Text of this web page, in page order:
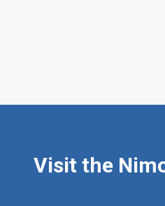
Visit the